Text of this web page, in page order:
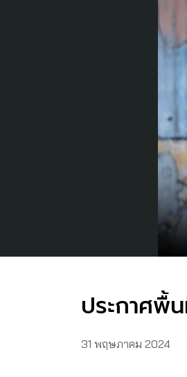
ประกาศพื้
31 พฤษภาคม 2024